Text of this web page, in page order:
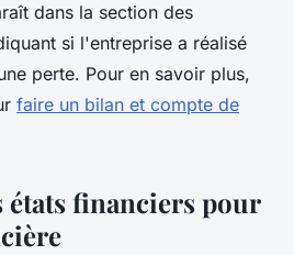
dans la section des
si l'entreprise a réalisé
perte. Pour en savoir plus,
faire un bilan et compte de
financiers pour